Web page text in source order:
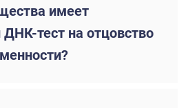
имеет
тест на отцовство